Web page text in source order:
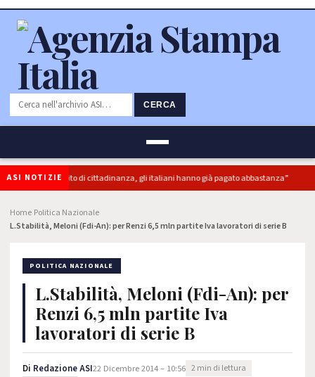
CERCA
ASI NOTIZIEe reddito di cittadinanza, gli italiani hanno già pagato abbastanza”
Home Politica Nazionale
L.Stabilità, Meloni (Fdi-An): per Renzi 6,5 mln partite Iva lavoratori di serie B
POLITICA NAZIONALE
L.Stabilità, Meloni (Fdi-An): per
Renzi 6,5 mln partite Iva
lavoratori di serie B
Di Redazione ASI22 Dicembre 2014 – 10:56 2 min di lettura